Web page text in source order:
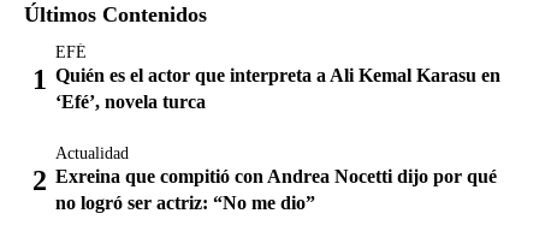
Últimos Contenidos
EFÉ
Quién es el actor que interpreta a Ali Kemal Karasu en
‘Efé’, novela turca
Actualidad
Exreina que compitió con Andrea Nocetti dijo por qué
no logró ser actriz: “No me dio”